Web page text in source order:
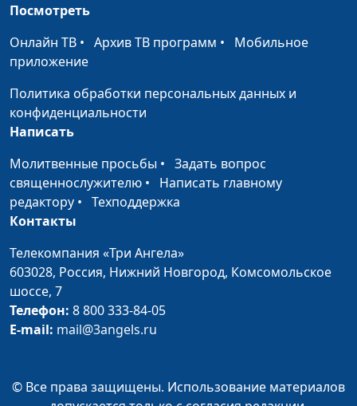
запрещать или
разрешать?
Мама и дочь: как
воспитывать?
Нелли Пашинян,
Мама и сын: как
воспитывать?
Нелли Пашинян,
педагог
Как правильно
воспитывать ребенка
Как мотивировать
ребенка на учебу?
Анна Богатская,
#704
педагог
Посмотреть
Онлайн ТВ • Архив ТВ программ • Мобильное
приложение
Политика обработки персональных данных и
конфиденциальности
Написать
Молитвенные просьбы • Задать вопрос
священнослужителю • Написать главному
редактору • Техподдержка
Контакты
Телекомпания «Три Ангела»
603028, Россия, Нижний Новгород, Комсомольское
шоссе, 7
Телефон: 8 800 333-84-05
E-mail: mail@3angels.ru
© Все права защищены. Использование материалов